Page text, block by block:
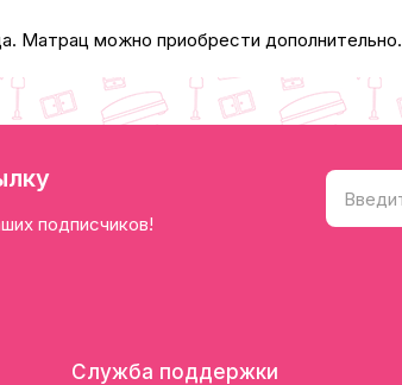
Матрац можно приобрести дополнительно.
подписчиков!
Служба поддержки